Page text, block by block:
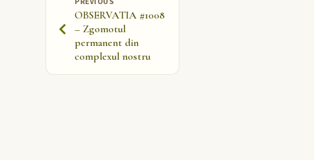
OBSERVATIA #1008
– Zgomotul
permanent din
complexul nostru